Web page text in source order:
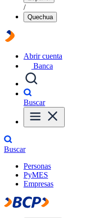
/
Quechua
Abrir cuenta
Banca
Buscar
Buscar
Personas
PyMES
Empresas